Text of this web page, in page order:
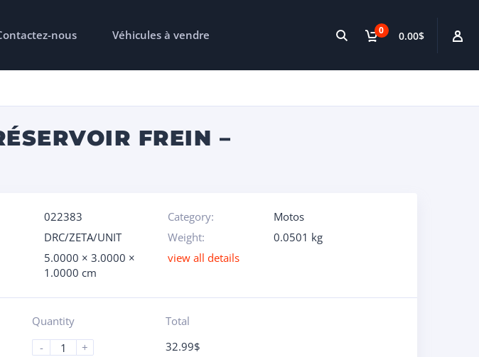
0 0.00$
nous Véhicules à vendre
FREIN –
022383 Category:
Motos
DRC/ZETA/UNIT Weight:
0.0501 kg
5.0000 × 3.0000 ×
1.0000 cm
view all details
Quantity
-
+
Total
32.99$